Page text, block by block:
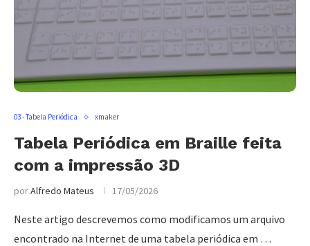
03 - Tabela Periódica xmaker
Tabela Periódica em Braille feita
com a impressão 3D
porAlfredo Mateus 17/05/2026
Neste artigo descrevemos como modificamos um arquivo
encontrado na Internet de uma tabela periódica em …